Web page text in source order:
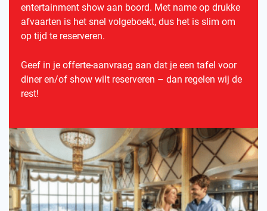
entertainment show aan boord. Met name op drukke
afvaarten is het snel volgeboekt, dus het is slim om
op tijd te reserveren.
Geef in je offerte-aanvraag aan dat je een tafel voor
diner en/of show wilt reserveren – dan regelen wij de
rest!